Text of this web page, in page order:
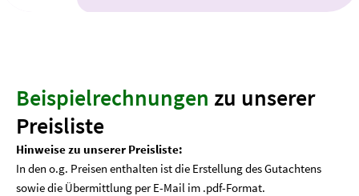
Beispielrechnungen zu unserer
Preisliste
Hinweise zu unserer Preisliste:
In den o.g. Preisen enthalten ist die Erstellung des Gutachtens
sowie die Übermittlung per E-Mail im .pdf-Format.